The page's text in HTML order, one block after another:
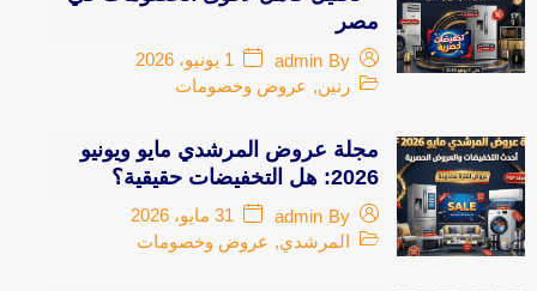
مصر
By
admin
1 يونيو، 2026
رنين, عروض وخصومات
مجلة عروض المرشدي مايو ويونيو
2026: هل التخفيضات حقيقية؟
By
admin
31 مايو، 2026
المرشدي, عروض وخصومات